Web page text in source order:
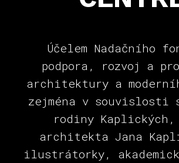
Účelem Nadačního
podpora, rozvoj a
architektury a
zejména v souvislosti s
rodiny
architekta Jana
ilustrátorky,